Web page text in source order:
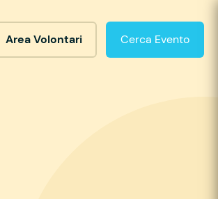
Area Volontari Cerca Evento